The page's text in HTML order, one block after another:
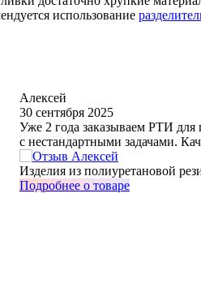
использование
Алексей
30 сентября 2025
Уже 2 года заказываем РТИ для
с нестандартными задачами.
Изделия из полиуретановой
Подробнее о товаре